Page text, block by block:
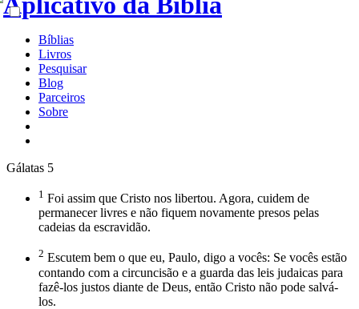
Bíblias
Livros
Pesquisar
Blog
Parceiros
Sobre
Gálatas 5
1 Foi assim que Cristo nos libertou. Agora, cuidem de
permanecer livres e não fiquem novamente presos pelas
cadeias da escravidão.
2 Escutem bem o que eu, Paulo, digo a vocês: Se vocês estão
contando com a circuncisão e a guarda das leis judaicas para
fazê-los justos diante de Deus, então Cristo não pode salvá-
los.